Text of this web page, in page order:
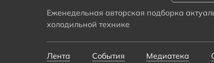
Еженедельная авторская подборка
холодильной технике
Лента События Медиатека